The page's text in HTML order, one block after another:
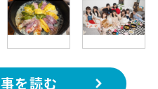
を読む